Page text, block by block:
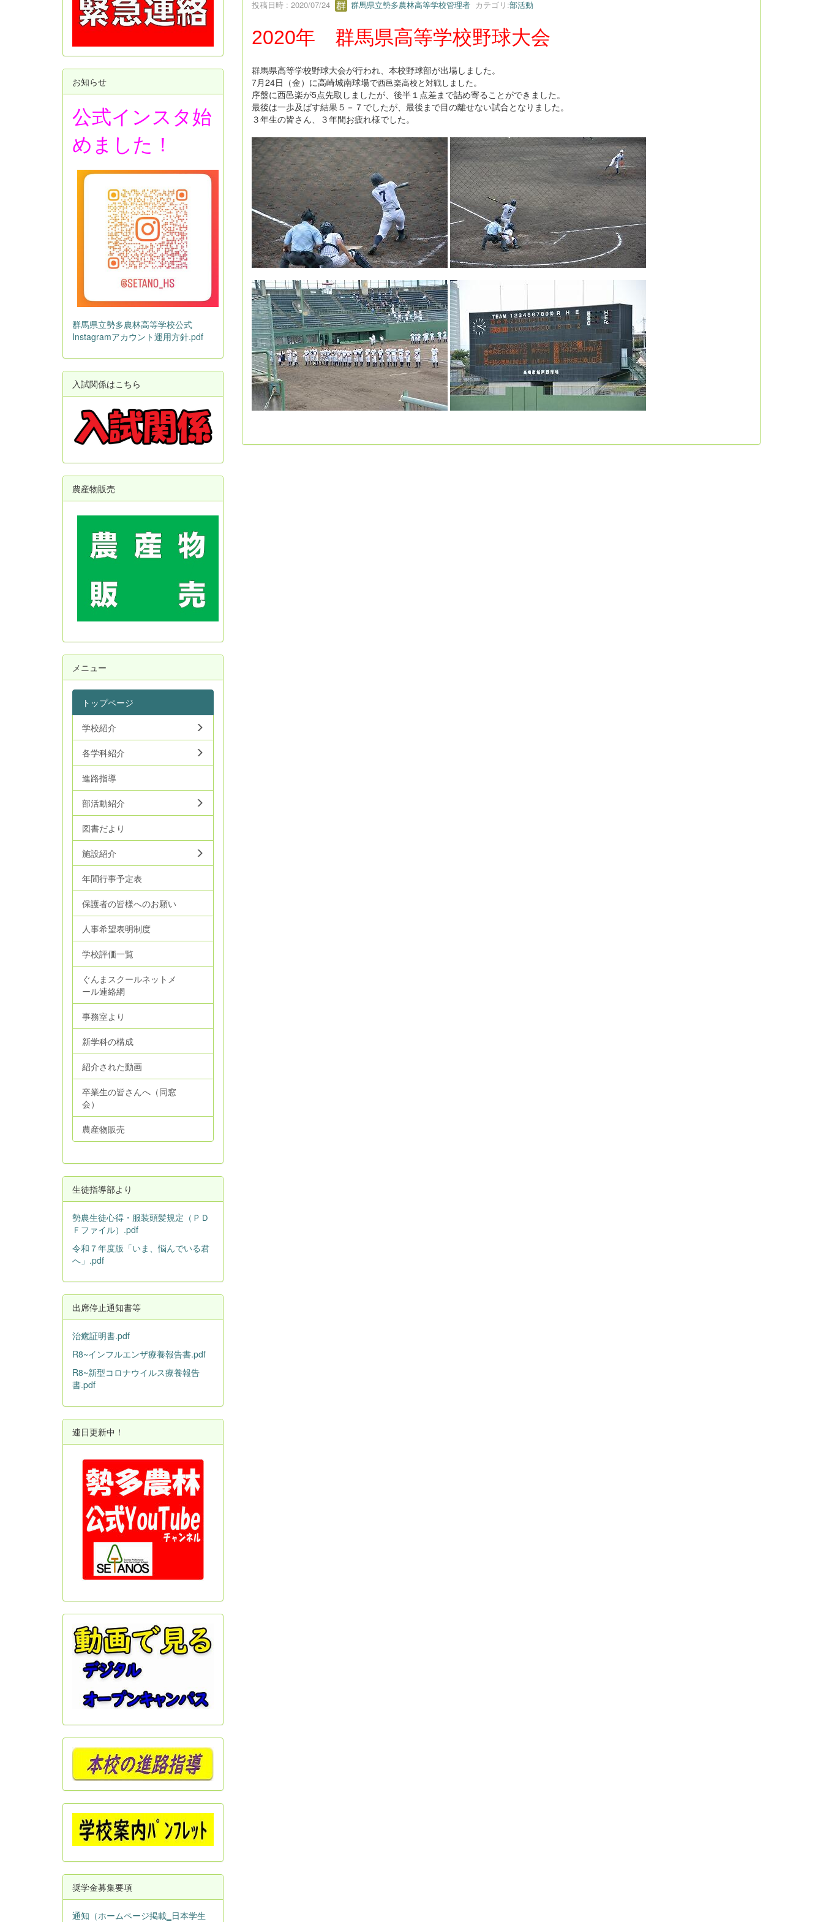
投稿日時 : 2020/07/24 群馬県立勢多農林高等学校管理者カテゴリ:部活動
2020年 群馬県高等学校野球大会
群馬県高等学校野球大会が行われ、本校野球部が出場しました。
7月24日（金）に高崎城南球場で西邑楽高校と対戦しました。
序盤に西邑楽が5点先取しましたが、後半１点差まで詰め寄ることができました。
最後は一歩及ばす結果５－７でしたが、最後まで目の離せない試合となりました。
３年生の皆さん、３年間お疲れ様でした。
お知らせ
公式インスタ始
めました！
群馬県立勢多農林高等学校公式
Instagramアカウント運用方針.pdf
入試関係はこちら
農産物販売
メニュー
トップページ
学校紹介
各学科紹介
進路指導
部活動紹介
図書だより
施設紹介
年間行事予定表
保護者の皆様へのお願い
人事希望表明制度
学校評価一覧
ぐんまスクールネットメ
ール連絡網
事務室より
新学科の構成
紹介された動画
卒業生の皆さんへ（同窓
会）
農産物販売
生徒指導部より
勢農生徒心得・服装頭髪規定（ＰＤ
Ｆファイル）.pdf
令和７年度版「いま、悩んでいる君
へ」.pdf
出席停止通知書等
治癒証明書.pdf
R8~インフルエンザ療養報告書.pdf
R8~新型コロナウイルス療養報告
書.pdf
連日更新中！
奨学金募集要項
通知（ホームページ掲載‗日本学生